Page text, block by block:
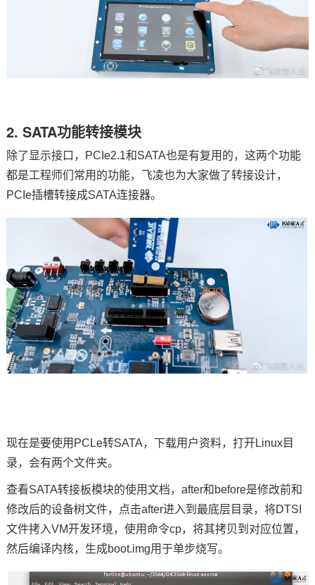
2. SATA功能转接模块
除了显示接口，PCIe2.1和SATA也是有复用的，这两个功能
都是工程师们常用的功能，飞凌也为大家做了转接设计，
PCIe插槽转接成SATA连接器。
现在是要使用PCLe转SATA，下载用户资料，打开Linux目
录，会有两个文件夹。
查看SATA转接板模块的使用文档，after和before是修改前和
修改后的设备树文件，点击after进入到最底层目录，将DTSI
文件拷入VM开发环境，使用命令cp，将其拷贝到对应位置，
然后编译内核，生成boot.img用于单步烧写。